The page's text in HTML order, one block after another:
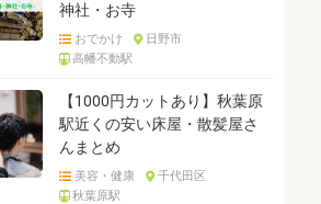
神社・お寺
おでかけ
日野市
高幡不動駅
【1000円カットあり】秋葉原
駅近くの安い床屋・散髪屋さ
んまとめ
美容・健康
千代田区
秋葉原駅